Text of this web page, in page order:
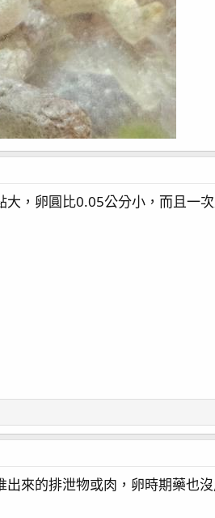
，卵圓比0.05公分小，而且一
來的排泄物或肉，卵時期藥也